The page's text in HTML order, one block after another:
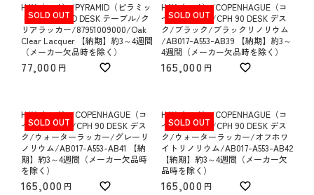
SOLD OUT
HAY（ヘイ）/PYRAMID（ピラミッ
ド）/PYRAMID DESK テーブル/ク
リアラッカー/87951009000/Oak
Clear Lacquer 【納期】約3～4週間
（メーカー欠品時を除く）
77,000
SOLD OUT
HAY（ヘイ）/COPENHAGUE（コ
ペンハーグ）/CPH 90 DESK デス
ク/ブラック/ブラックリノリウム
/AB017-A553-AB39 【納期】約3～
4週間（メーカー欠品時を除く）
165,000
SOLD OUT
HAY（ヘイ）/COPENHAGUE（コ
ペンハーグ）/CPH 90 DESK デス
ク/ウォーターラッカー/グレーリ
ノリウム/AB017-A553-AB41 【納
期】約3～4週間（メーカー欠品時
を除く）
165,000
SOLD OUT
HAY（ヘイ）/COPENHAGUE（コ
ペンハーグ）/CPH 90 DESK デス
ク/ウォーターラッカー/オフホワ
イトリノリウム/AB017-A553-AB42
【納期】約3～4週間（メーカー欠
品時を除く）
165,000